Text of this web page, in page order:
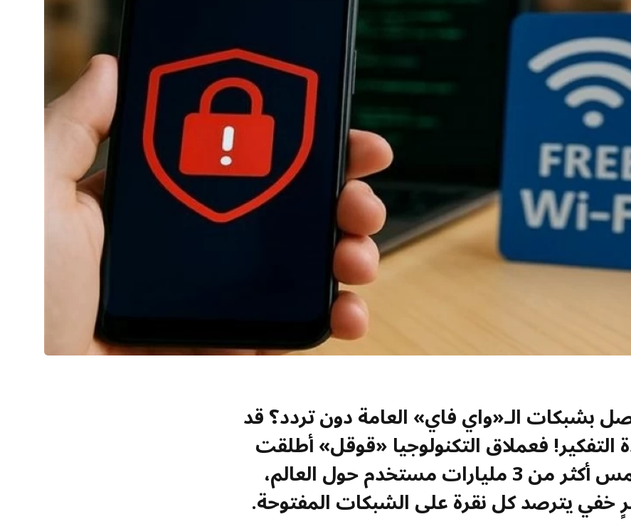
بشبكات الـ«واي فاي» العامة دون تردد؟ قد
فعملاق التكنولوجيا «قوقل» أطلقت
تحذيراً عاجلاً يمس أكثر من 3 مليارات مستخدم حول العالم،
يترصد كل نقرة على الشبكات المفتوحة.